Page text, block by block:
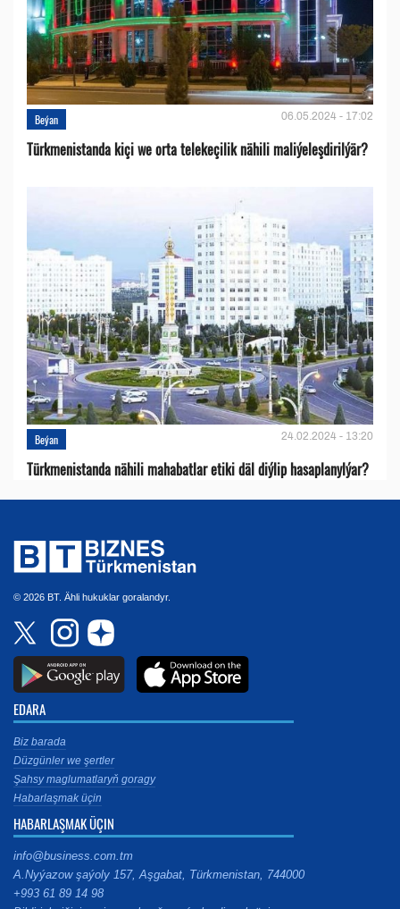
Beýan 06.05.2024 - 17:02
Türkmenistanda kiçi we orta telekeçilik nähili maliýeleşdirilýär?
Beýan 24.02.2024 - 13:20
Türkmenistanda nähili mahabatlar etiki däl diýlip hasaplanylýar?
© 2026 BT. Ähli hukuklar goralandyr.
EDARA
Biz barada
Düzgünler we şertler
Şahsy maglumatlaryň goragy
Habarlaşmak üçin
HABARLAŞMAK ÜÇIN
info@business.com.tm
A.Nyýazow şaýoly 157, Aşgabat, Türkmenistan, 744000
+993 61 89 14 98